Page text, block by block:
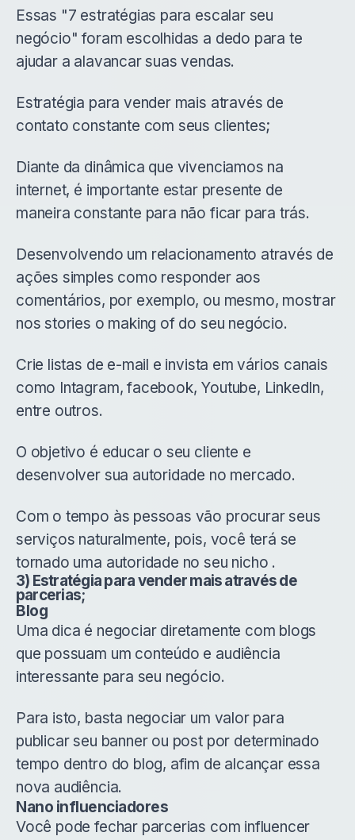
Essas "7 estratégias para escalar seu
negócio" foram escolhidas a dedo para te
ajudar a alavancar suas vendas.
Estratégia para vender mais através de
contato constante com seus clientes;
Diante da dinâmica que vivenciamos na
internet, é importante estar presente de
maneira constante para não ficar para trás.
Desenvolvendo um relacionamento através de
ações simples como responder aos
comentários, por exemplo, ou mesmo, mostrar
nos stories o making of do seu negócio.
Crie listas de e-mail e invista em vários canais
como Intagram, facebook, Youtube, LinkedIn,
entre outros.
O objetivo é educar o seu cliente e
desenvolver sua autoridade no mercado.
Com o tempo às pessoas vão procurar seus
serviços naturalmente, pois, você terá se
tornado uma autoridade no seu nicho .
3) Estratégia para vender mais através de
parcerias;
Blog
Uma dica é negociar diretamente com blogs
que possuam um conteúdo e audiência
interessante para seu negócio.
Para isto, basta negociar um valor para
publicar seu banner ou post por determinado
tempo dentro do blog, afim de alcançar essa
nova audiência.
Nano influenciadores
Você pode fechar parcerias com influencer